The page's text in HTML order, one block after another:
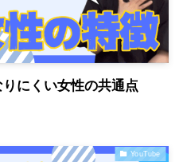
りにくい女性の共通点
YouTube